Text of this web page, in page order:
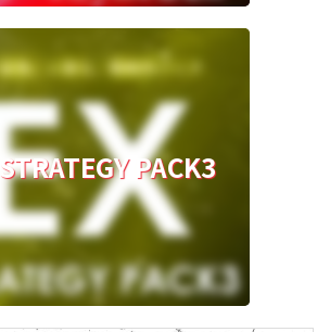
STRATEGY PACK3